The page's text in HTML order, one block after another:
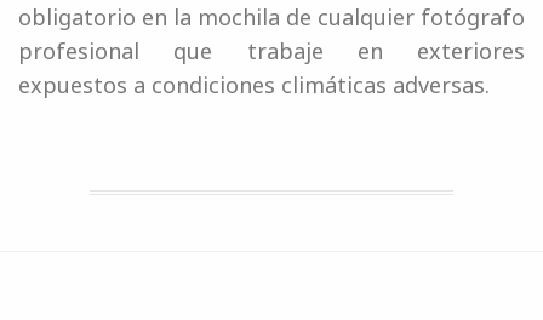
obligatorio en la mochila de cualquier fotógrafo
profesional que trabaje en exteriores
expuestos a condiciones climáticas adversas.